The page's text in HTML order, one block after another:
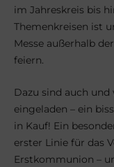
im Jahreskreis bis
Themenkreisen ist
Messe außerhalb
feiern.
Dazu sind auch
eingeladen – ein
in Kauf! Ein
erster Linie für das
Erstkommunion –